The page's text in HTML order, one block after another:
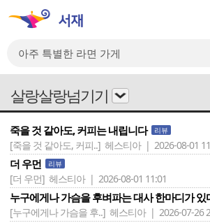
살랑살랑넘기기
죽을 것 같아도, 커피는 내립니다 리뷰
[죽을 것 같아도, 커피..] 헤스티아 | 2026-08-01
더 우먼 리뷰
[더 우먼] 헤스티아 | 2026-08-01 11:01
누구에게나 가슴을 후벼파는 대사 한마디가 있
[누구에게나 가슴을 후..] 헤스티아 | 2026-07-26